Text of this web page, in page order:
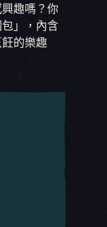
趣嗎？你
」，內含
的樂趣